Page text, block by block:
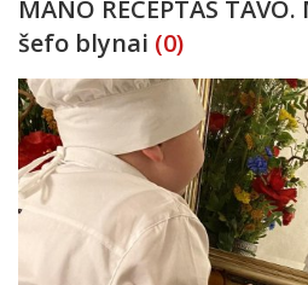
MANO RECEPTAS
šefo blynai (0)